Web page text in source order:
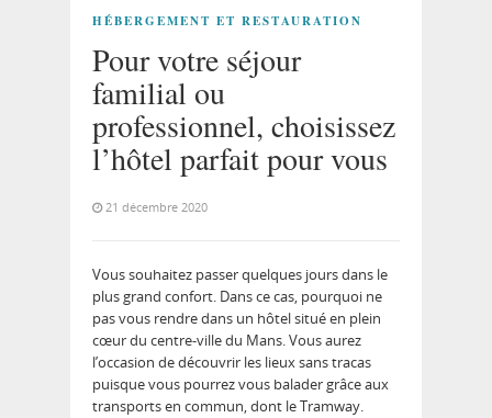
HÉBERGEMENT ET RESTAURATION
Pour votre séjour
familial ou
professionnel, choisissez
l’hôtel parfait pour vous
21 décembre 2020
Vous souhaitez passer quelques jours dans le
plus grand confort. Dans ce cas, pourquoi ne
pas vous rendre dans un hôtel situé en plein
cœur du centre-ville du Mans. Vous aurez
l’occasion de découvrir les lieux sans tracas
puisque vous pourrez vous balader grâce aux
transports en commun, dont le Tramway.